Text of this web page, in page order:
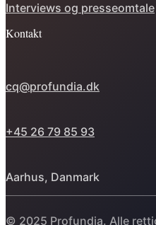
Interviews og presseomtale
Kontakt
cq@profundia.dk
+45 26 79 85 93
Aarhus, Danmark
© 2025 Profundia. Alle